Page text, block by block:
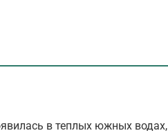
в теплых южных водах,